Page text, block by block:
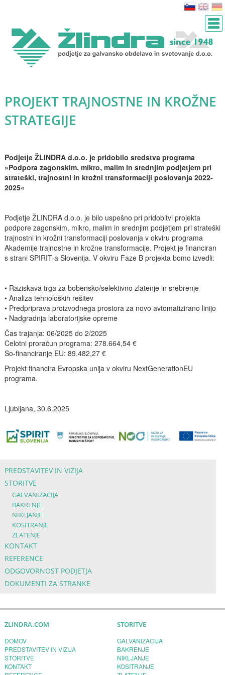
PROJEKT TRAJNOSTNE IN KROŽNE
STRATEGIJE
Podjetje ŽLINDRA d.o.o. je pridobilo sredstva programa
»Podpora zagonskim, mikro, malim in srednjim podjetjem pri
strateški, trajnostni in krožni transformaciji poslovanja 2022-
2025«
Podjetje ŽLINDRA d.o.o. je bilo uspešno pri pridobitvi projekta
podpore zagonskim, mikro, malim in srednjim podjetjem pri strateški
trajnostni in krožni transformaciji poslovanja v okviru programa
Akademije trajnostne in krožne transformacije. Projekt je financiran
s strani SPIRIT-a Slovenija. V okviru Faze B projekta bomo izvedli:
• Raziskava trga za bobensko/selektivno zlatenje in srebrenje
• Analiza tehnoloških rešitev
• Predpriprava proizvodnega prostora za novo avtomatizirano linijo
• Nadgradnja laboratorijske opreme
Čas trajanja: 06/2025 do 2/2025
Celotni proračun programa: 278.664,54 €
So-financiranje EU: 89.482,27 €
Projekt financira Evropska unija v okviru NextGenerationEU
programa.
Ljubljana, 30.6.2025
PREDSTAVITEV IN VIZIJA
STORITVE
GALVANIZACIJA
BAKRENJE
NIKLJANJE
KOSITRANJE
ZLATENJE
KONTAKT
REFERENCE
ODGOVORNOST PODJETJA
DOKUMENTI ZA STRANKE
ZLINDRA.COM
DOMOV
PREDSTAVITEV IN VIZIJA
STORITVE
KONTAKT
STORITVE
GALVANIZACIJA
BAKRENJE
NIKLJANJE
KOSITRANJE